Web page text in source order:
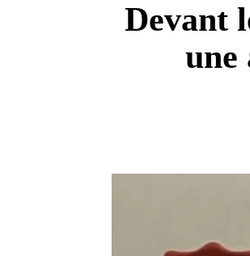
Devant
une